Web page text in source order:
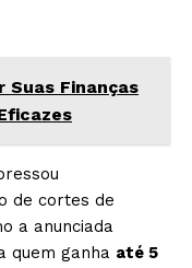
Suas Finanças
de cortes de
a anunciada
quem ganha até 5